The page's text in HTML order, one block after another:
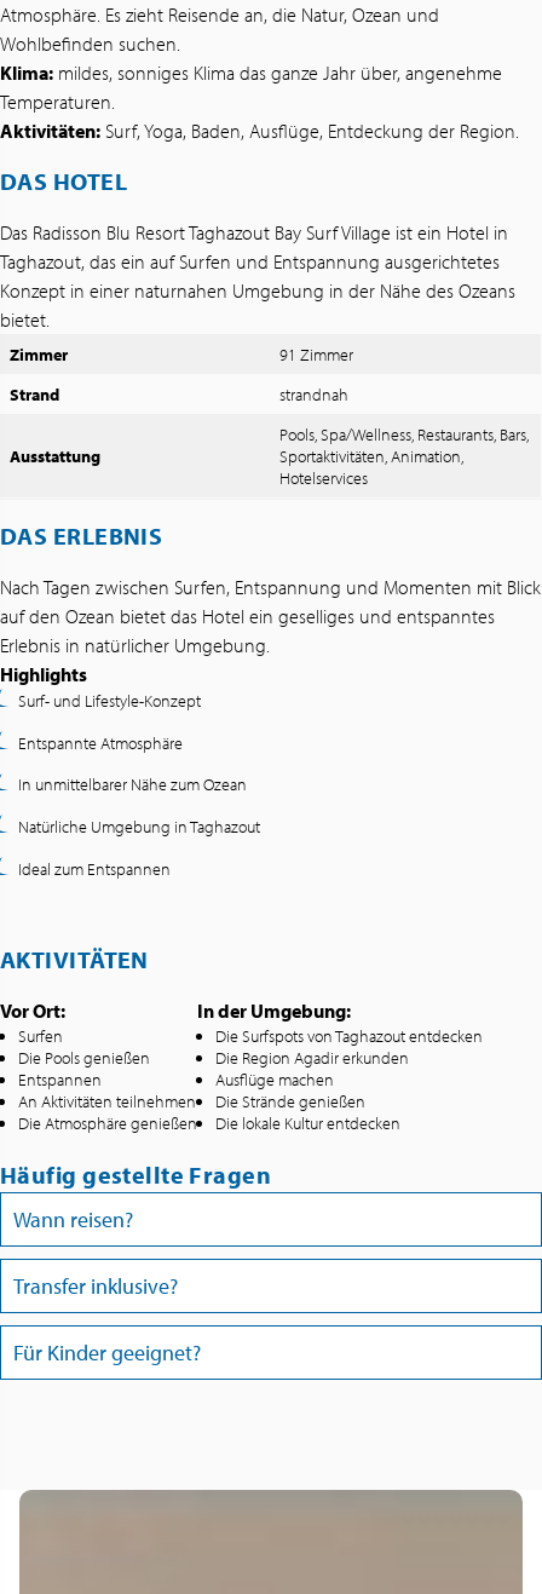
Atmosphäre. Es zieht Reisende an, die Natur, Ozean und
Wohlbefinden suchen.
Klima: mildes, sonniges Klima das ganze Jahr über, angenehme
Temperaturen.
Aktivitäten: Surf, Yoga, Baden, Ausflüge, Entdeckung der Region.
DAS HOTEL
Das Radisson Blu Resort Taghazout Bay Surf Village ist ein Hotel in
Taghazout, das ein auf Surfen und Entspannung ausgerichtetes
Konzept in einer naturnahen Umgebung in der Nähe des Ozeans
bietet.
Zimmer
91 Zimmer
Strand
strandnah
Ausstattung
Pools, Spa/Wellness, Restaurants, Bars,
Sportaktivitäten, Animation,
Hotelservices
DAS ERLEBNIS
Nach Tagen zwischen Surfen, Entspannung und Momenten mit Blick
auf den Ozean bietet das Hotel ein geselliges und entspanntes
Erlebnis in natürlicher Umgebung.
Highlights
Surf- und Lifestyle-Konzept
Entspannte Atmosphäre
In unmittelbarer Nähe zum Ozean
Natürliche Umgebung in Taghazout
Ideal zum Entspannen
AKTIVITÄTEN
Vor Ort:
Surfen
Die Pools genießen
Entspannen
An Aktivitäten teilnehmen
Die Atmosphäre genießen
In der Umgebung:
Die Surfspots von Taghazout entdecken
Die Region Agadir erkunden
Ausflüge machen
Die Strände genießen
Die lokale Kultur entdecken
Häufig gestellte Fragen
Wann reisen?
Transfer inklusive?
Für Kinder geeignet?